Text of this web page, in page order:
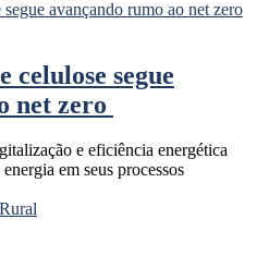
celulose segue
net zero
e eficiência energética
em seus processos